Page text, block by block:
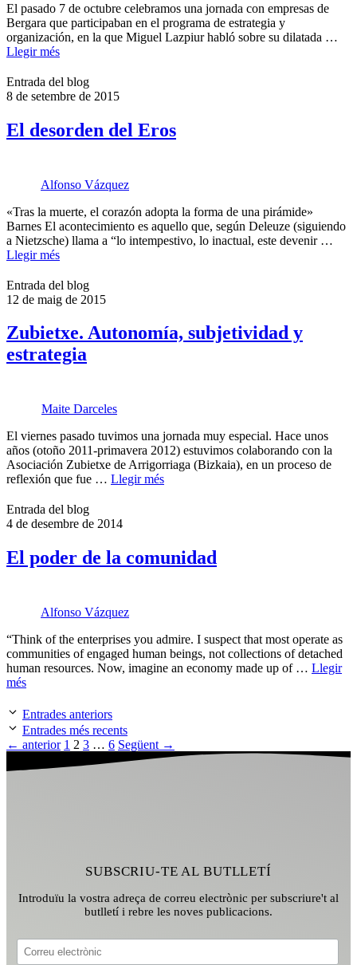
El pasado 7 de octubre celebramos una jornada con empresas de
Bergara que participaban en el programa de estrategia y
organización, en la que Miguel Lazpiur habló sobre su dilatada …
Llegir més
Entrada del blog
8 de setembre de 2015
El desorden del Eros
Alfonso Vázquez
«Tras la muerte, el corazón adopta la forma de una pirámide»
Barnes El acontecimiento es aquello que, según Deleuze (siguiendo
a Nietzsche) llama a “lo intempestivo, lo inactual, este devenir …
Llegir més
Entrada del blog
12 de maig de 2015
Zubietxe. Autonomía, subjetividad y
estrategia
Maite Darceles
El viernes pasado tuvimos una jornada muy especial. Hace unos
años (otoño 2011-primavera 2012) estuvimos colaborando con la
Asociación Zubietxe de Arrigorriaga (Bizkaia), en un proceso de
reflexión que fue … Llegir més
Entrada del blog
4 de desembre de 2014
El poder de la comunidad
Alfonso Vázquez
“Think of the enterprises you admire. I suspect that most operate as
communities of engaged human beings, not collections of detached
human resources. Now, imagine an economy made up of … Llegir
més
Entrades anteriors
Entrades més recents
← anterior Pàgina
1 Pàgina
2 Pàgina
3 … Pàgina
6 Següent →
SUBSCRIU-TE AL BUTLLETÍ
Introduïu la vostra adreça de correu electrònic per subscriure't al
butlletí i rebre les noves publicacions.